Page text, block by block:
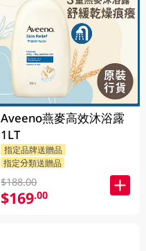
Aveeno燕麥高效沐浴露
1LT
指定品牌送贈品
指定分類送贈品
$188.00
$169.00